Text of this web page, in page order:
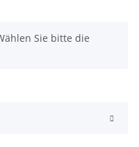
Sie bitte die